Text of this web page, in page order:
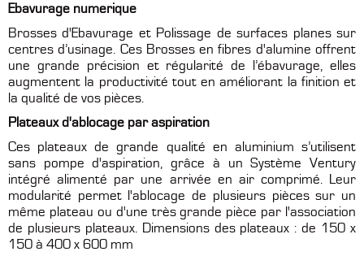
Ebavurage numerique
Brosses d'Ebavurage et Polissage de surfaces planes sur
centres d’usinage. Ces Brosses en fibres d'alumine offrent
une grande précision et régularité de l’ébavurage, elles
augmentent la productivité tout en améliorant la finition et
la qualité de vos pièces.
Plateaux d'ablocage par aspiration
Ces plateaux de grande qualité en aluminium s’utilisent
sans pompe d'aspiration, grâce à un Système Ventury
intégré alimenté par une arrivée en air comprimé. Leur
modularité permet l'ablocage de plusieurs pièces sur un
même plateau ou d'une très grande pièce par l'association
de plusieurs plateaux. Dimensions des plateaux : de 150 x
150 à 400 x 600 mm